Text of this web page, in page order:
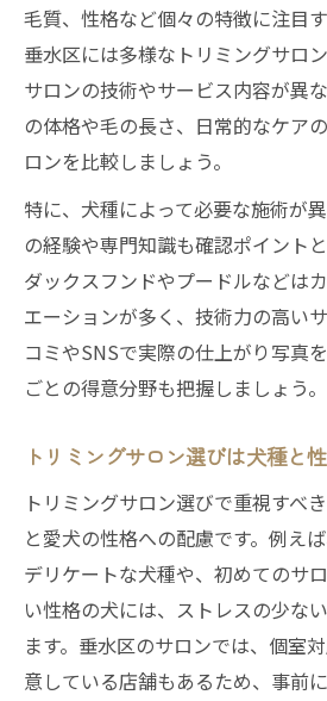
毛質、性格など個々の特徴に注目
垂水区には多様なトリミングサロ
サロンの技術やサービス内容が異
の体格や毛の長さ、日常的なケア
ロンを比較しましょう。
特に、犬種によって必要な施術が
の経験や専門知識も確認ポイント
ダックスフンドやプードルなどは
エーションが多く、技術力の高い
コミやSNSで実際の仕上がり写真
ごとの得意分野も把握しましょう。
トリミングサロン選びは犬種と
トリミングサロン選びで重視すべ
と愛犬の性格への配慮です。例え
デリケートな犬種や、初めてのサ
い性格の犬には、ストレスの少な
ます。垂水区のサロンでは、個室
意している店舗もあるため、事前